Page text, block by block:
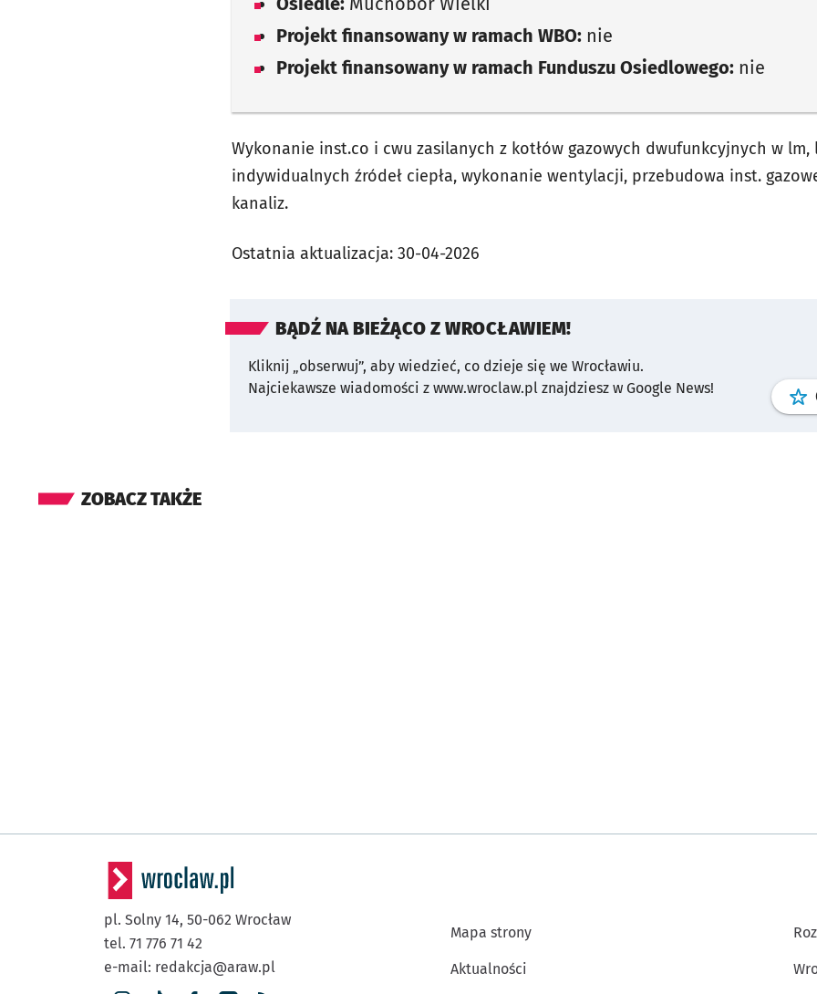
Projekt finansowany w ramach WBO: nie
Projekt finansowany w ramach Funduszu Osiedlowego: nie
Wykonanie inst.co i cwu zasilanych z kotłów gazowych dwufunkcyjnych w
indywidualnych źródeł ciepła, wykonanie wentylacji, przebudowa inst.
kanaliz.
Ostatnia aktualizacja: 30-04-2026
BĄDŹ NA BIEŻĄCO Z WROCŁAWIEM!
Kliknij „obserwuj”, aby wiedzieć, co dzieje się we Wrocławiu.
Najciekawsze wiadomości z www.wroclaw.pl znajdziesz w Google News!
ZOBACZ TAKŻE
pl. Solny 14, 50-062 Wrocław
tel. 71 776 71 42
e-mail: redakcja@araw.pl
Mapa strony
Aktualności